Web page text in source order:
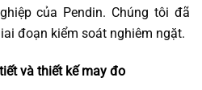
của Pendin. Chúng tôi đã
đoạn kiểm soát nghiêm ngặt.
và thiết kế may đo